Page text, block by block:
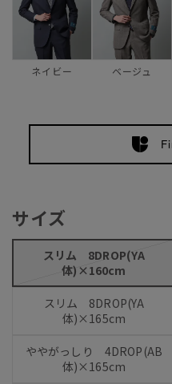
ネイビー ベージュ
サイズ
スリム 8DROP(YA
体)×160cm
スリム 8DROP(YA
体)×165cm
ややがっしり 4DROP(AB
体)×165cm